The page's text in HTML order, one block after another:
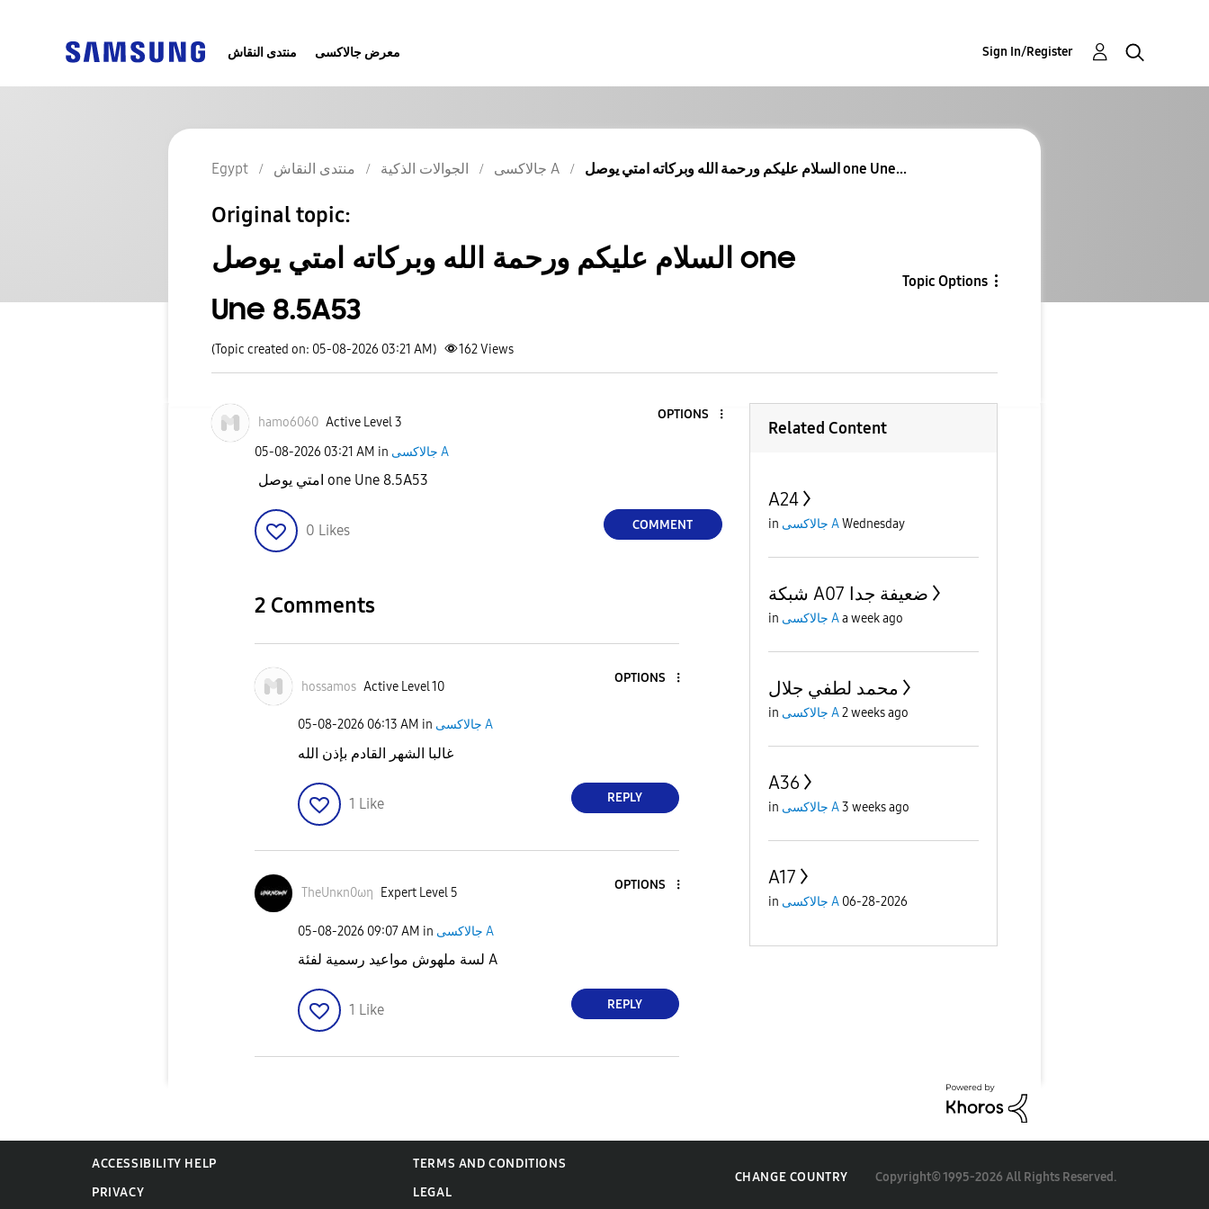
منتدى النقاش معرض جالاكسى Sign In/Register
Egypt منتدى النقاش الجوالات الذكية جالاكسى A السلام عليكم ورحمة الله وبركاته امتي يوصل one Une...
Original topic:
السلام عليكم ورحمة الله وبركاته امتي يوصل one
Une 8.5A53
Topic Options
(Topic created on: 05-08-2026 03:21 AM) 162Views
hamo6060 Active Level 3
OPTIONS
‎05-08-2026 03:21 AM in جالاكسى A
امتي يوصل one Une 8.5A53
0 Likes COMMENT
2 Comments
hossamos Active Level 10
OPTIONS
‎05-08-2026 06:13 AM in جالاكسى A
غالبا الشهر القادم بإذن الله
1 Like REPLY
TheUnκn0ωη Expert Level 5
OPTIONS
‎05-08-2026 09:07 AM in جالاكسى A
لسة ملهوش مواعيد رسمية لفئة A
1 Like REPLY
Related Content
A24
in جالاكسى AWednesday
شبكة A07 ضعيفة جدا
in جالاكسى Aa week ago
محمد لطفي جلال
in جالاكسى A2 weeks ago
A36
in جالاكسى A3 weeks ago
A17
in جالاكسى A 06-28-2026
ACCESSIBILITY HELP
TERMS AND CONDITIONS
PRIVACY
LEGAL
CHANGE COUNTRY Copyright© 1995-2026 All Rights Reserved.